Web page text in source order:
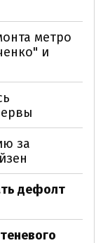
метро
и
за
дефолт